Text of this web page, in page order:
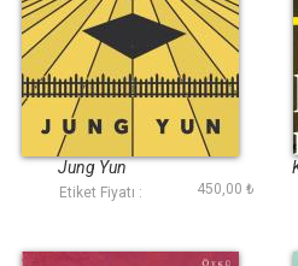
Yuva
Jung Yun
Etiket Fiyatı : 450,00 ₺